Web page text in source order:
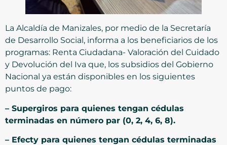
La Alcaldía de Manizales, por medio de la Secretaría
de Desarrollo Social, informa a los beneficiarios de los
programas: Renta Ciudadana- Valoración del Cuidado
y Devolución del Iva que, los subsidios del Gobierno
Nacional ya están disponibles en los siguientes
puntos de pago:
– Supergiros para quienes tengan cédulas
terminadas en número par (0, 2, 4, 6, 8).
– Efecty para quienes tengan cédulas terminadas